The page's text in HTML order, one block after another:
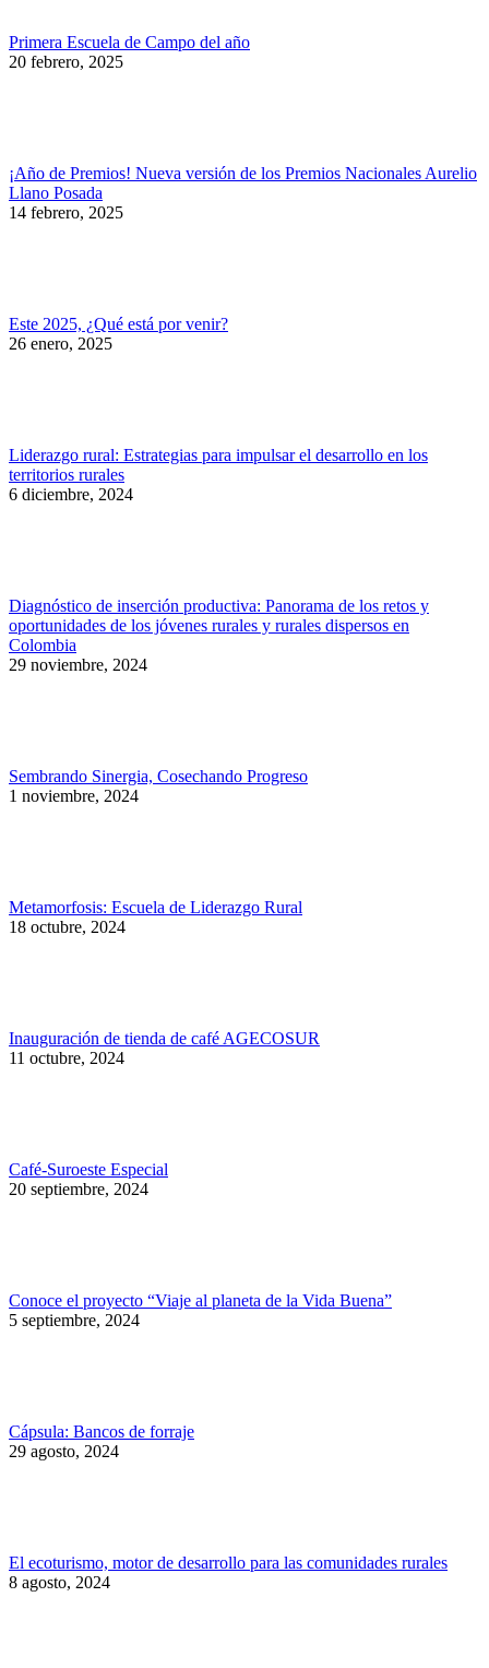
Primera Escuela de Campo del año
20 febrero, 2025
¡Año de Premios! Nueva versión de los Premios Nacionales Aurelio
Llano Posada
14 febrero, 2025
Este 2025, ¿Qué está por venir?
26 enero, 2025
Liderazgo rural: Estrategias para impulsar el desarrollo en los
territorios rurales
6 diciembre, 2024
Diagnóstico de inserción productiva: Panorama de los retos y
oportunidades de los jóvenes rurales y rurales dispersos en
Colombia
29 noviembre, 2024
Sembrando Sinergia, Cosechando Progreso
1 noviembre, 2024
Metamorfosis: Escuela de Liderazgo Rural
18 octubre, 2024
Inauguración de tienda de café AGECOSUR
11 octubre, 2024
Café-Suroeste Especial
20 septiembre, 2024
Conoce el proyecto “Viaje al planeta de la Vida Buena”
5 septiembre, 2024
Cápsula: Bancos de forraje
29 agosto, 2024
El ecoturismo, motor de desarrollo para las comunidades rurales
8 agosto, 2024